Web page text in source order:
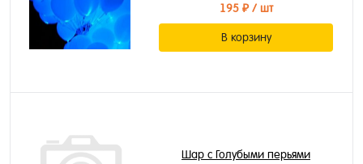
195 ₽/ шт
В корзину
Шар с Голубыми перьями